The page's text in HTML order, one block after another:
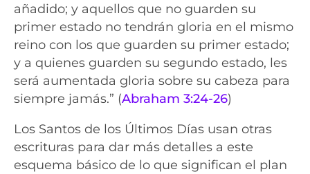
añadido; y aquellos que no guarden su
primer estado no tendrán gloria en el mismo
reino con los que guarden su primer estado;
y a quienes guarden su segundo estado, les
será aumentada gloria sobre su cabeza para
siempre jamás.” (Abraham 3:24-26)
Los Santos de los Últimos Días usan otras
escrituras para dar más detalles a este
esquema básico de lo que significan el plan